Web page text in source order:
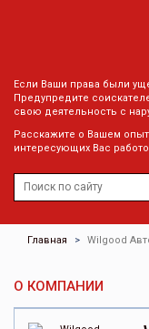
Если Ваши права были
Предупредите
свою деятельность с
Расскажите о Вашем
интересующих Вас
Главная Wilgood
О КОМПАНИИ